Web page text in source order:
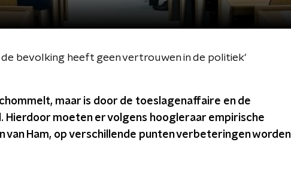
bevolking heeft geen vertrouwen in de politiek'
maar is door de toeslagenaffaire en de
moeten er volgens hoogleraar empirische
van Ham, op verschillende punten verbeteringen worden